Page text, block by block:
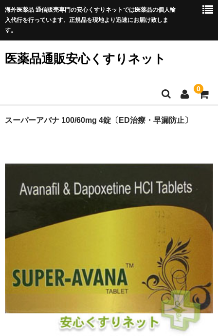
海外医薬品 通信販売専門の安心くすりネットでは医薬品の個人輸
入代行を行っています、正規品を現地より迅速にお届け致しま
す。
医薬品通販安心くすりネット
0
ホーム
スーパーアバナ 100/60mg 4錠〔ED治療・早漏防止〕